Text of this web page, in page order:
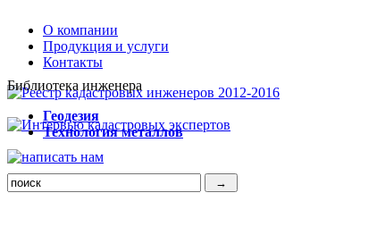
О компании
Продукция и услуги
Контакты
Библиотека инженера
Геодезия
Технология металлов